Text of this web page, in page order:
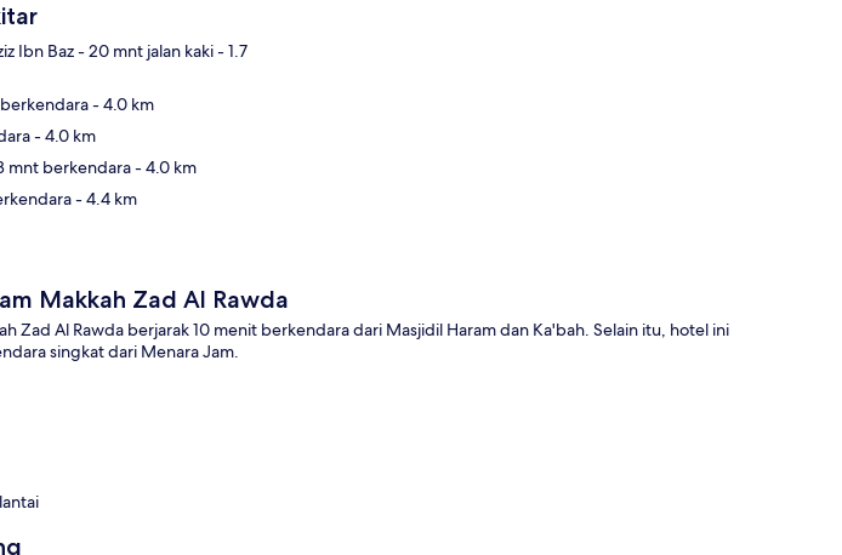
Ibn Baz- 20 mnt jalan kaki- 1.7
- 4.0 km
- 4.0 km
mnt berkendara- 4.0 km
- 4.4 km
Makkah Zad Al Rawda
Zad Al Rawda berjarak 10 menit berkendara dari Masjidil Haram dan Ka'bah. Selain itu, hotel ini
singkat dari Menara Jam.